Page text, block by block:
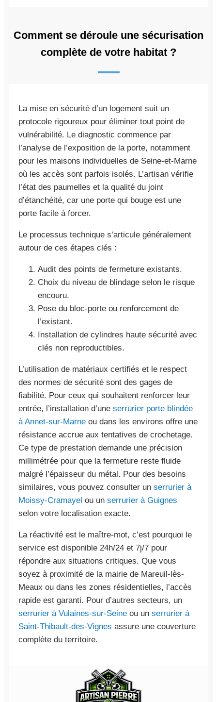
Comment se déroule une sécurisation
complète de votre habitat ?
La mise en sécurité d’un logement suit un
protocole rigoureux pour éliminer tout point de
vulnérabilité. Le diagnostic commence par
l’analyse de l’exposition de la porte, notamment
pour les maisons individuelles de Seine-et-Marne
où les accès sont parfois isolés. L’artisan vérifie
l’état des paumelles et la qualité du joint
d’étanchéité, car une porte qui bouge est une
porte facile à forcer.
Le processus technique s’articule généralement
autour de ces étapes clés :
Audit des points de fermeture existants.
Choix du niveau de blindage selon le risque
encouru.
Pose du bloc-porte ou renforcement de
l’existant.
Installation de cylindres haute sécurité avec
clés non reproductibles.
L’utilisation de matériaux certifiés et le respect
des normes de sécurité sont des gages de
fiabilité. Pour ceux qui souhaitent renforcer leur
entrée, l’installation d’une serrurier porte blindée
à Annet-sur-Marne ou dans les environs offre une
résistance accrue aux tentatives de crochetage.
Ce type de prestation demande une précision
millimétrée pour que la fermeture reste fluide
malgré l’épaisseur du métal. Pour des besoins
similaires, vous pouvez consulter un serrurier à
Moissy-Cramayel ou un serrurier à Guignes
selon votre localisation exacte.
La réactivité est le maître-mot, c’est pourquoi le
service est disponible 24h/24 et 7j/7 pour
répondre aux situations critiques. Que vous
soyez à proximité de la mairie de Mareuil-lès-
Meaux ou dans les zones résidentielles, l’accès
rapide est garanti. Pour d’autres secteurs, un
serrurier à Vulaines-sur-Seine ou un serrurier à
Saint-Thibault-des-Vignes assure une couverture
complète du territoire.